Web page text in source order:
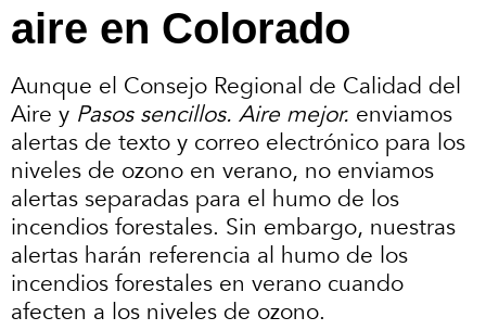
aire en Colorado
Aunque el Consejo Regional de Calidad del
Aire y Pasos sencillos. Aire mejor. enviamos
alertas de texto y correo electrónico para los
niveles de ozono en verano, no enviamos
alertas separadas para el humo de los
incendios forestales. Sin embargo, nuestras
alertas harán referencia al humo de los
incendios forestales en verano cuando
afecten a los niveles de ozono.